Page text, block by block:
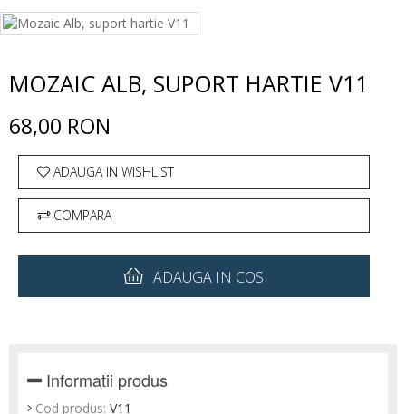
MOZAIC ALB, SUPORT HARTIE V11
68,00 RON
ADAUGA IN WISHLIST
COMPARA
ADAUGA IN COS
Informatii produs
Cod produs: V11